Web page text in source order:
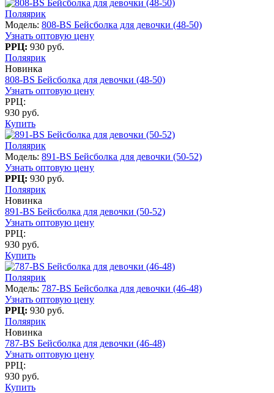
Поляярик
Модель: 808-BS Бейсболка для девочки (48-50)
Узнать оптовую цену
РРЦ: 930 руб.
Поляярик
Новинка
808-BS Бейсболка для девочки (48-50)
Узнать оптовую цену
РРЦ:
930 руб.
Купить
Поляярик
Модель: 891-BS Бейсболка для девочки (50-52)
Узнать оптовую цену
РРЦ: 930 руб.
Поляярик
Новинка
891-BS Бейсболка для девочки (50-52)
Узнать оптовую цену
РРЦ:
930 руб.
Купить
Поляярик
Модель: 787-BS Бейсболка для девочки (46-48)
Узнать оптовую цену
РРЦ: 930 руб.
Поляярик
Новинка
787-BS Бейсболка для девочки (46-48)
Узнать оптовую цену
РРЦ:
930 руб.
Купить